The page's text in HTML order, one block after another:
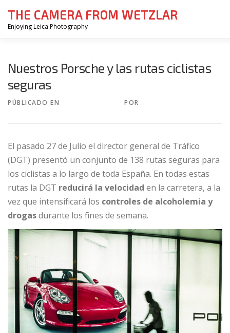
contenido
THE CAMERA FROM WETZLAR
Enjoying Leica Photography
Nuestros Porsche y las rutas ciclistas
seguras
PÚBLICADO EN POR
El pasado 27 de Julio el director general de Tráfico
(DGT) presentó un conjunto de 138 rutas seguras para
los ciclistas a lo largo de toda España. En todas estas
rutas la DGT reducirá la velocidad en la carretera, a la
vez que intensificará los controles de alcoholemia y
drogasdurante los fines de semana.